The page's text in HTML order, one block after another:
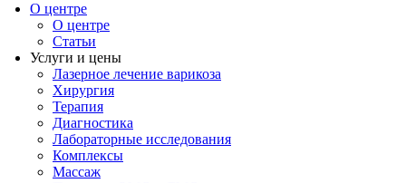
О центре
О центре
Статьи
Услуги и цены
Лазерное лечение варикоза
Хирургия
Терапия
Диагностика
Лабораторные исследования
Комплексы
Массаж